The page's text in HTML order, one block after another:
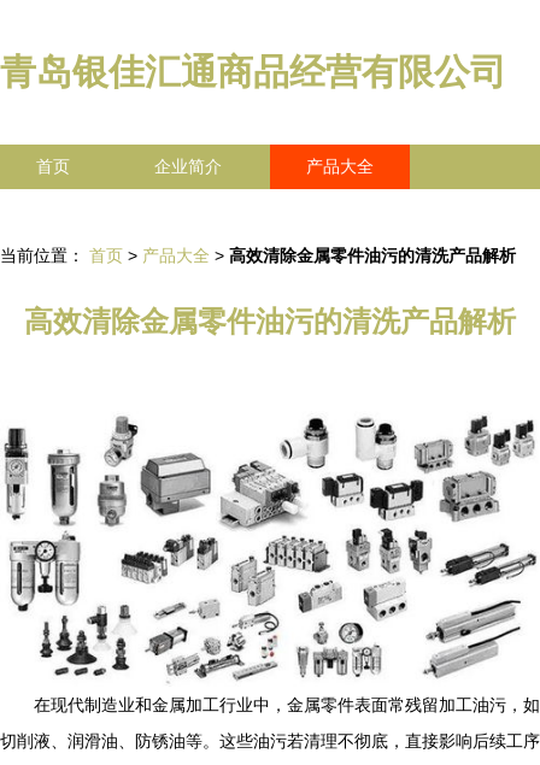
青岛银佳汇通商品经营有限公司
首页 企业简介 产品大全
当前位置： 首页 > 产品大全 > 高效清除金属零件油污的清洗产品解析
高效清除金属零件油污的清洗产品解析
在现代制造业和金属加工行业中，金属零件表面常残留加工油污，如
切削液、润滑油、防锈油等。这些油污若清理不彻底，直接影响后续工序